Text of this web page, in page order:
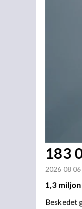
183
2026 08 06
1,3
Beskedet